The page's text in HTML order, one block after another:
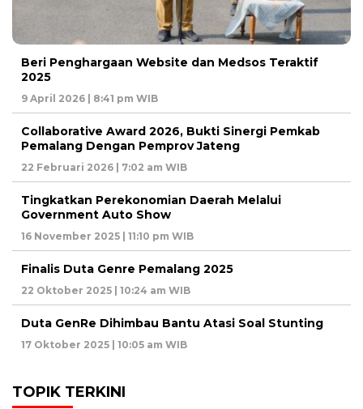
Beri Penghargaan Website dan Medsos Teraktif
2025
9 April 2026 | 8:41 pm WIB
Collaborative Award 2026, Bukti Sinergi Pemkab
Pemalang Dengan Pemprov Jateng
22 Februari 2026 | 7:02 am WIB
Tingkatkan Perekonomian Daerah Melalui
Government Auto Show
16 November 2025 | 11:10 pm WIB
Finalis Duta Genre Pemalang 2025
22 Oktober 2025 | 10:24 am WIB
Duta GenRe Dihimbau Bantu Atasi Soal Stunting
17 Oktober 2025 | 10:05 am WIB
TOPIK TERKINI